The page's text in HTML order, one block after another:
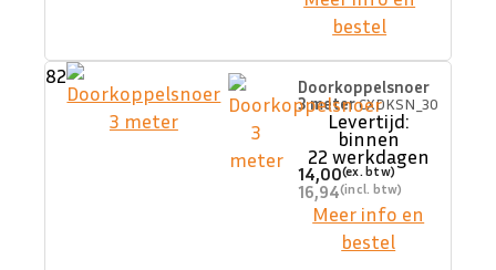
bestel
82
Doorkoppelsnoer
3 meterCXDKSN_30
Levertijd:
binnen
22 werkdagen
14,00
16,94
Meer info en
bestel